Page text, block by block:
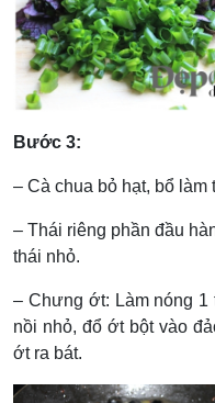
Bước 3:
– Cà chua bỏ hạt, bổ làm
– Thái riêng phần đầu
thái nhỏ.
– Chưng ớt: Làm nóng 1
nồi nhỏ, đổ ớt bột vào
ớt ra bát.